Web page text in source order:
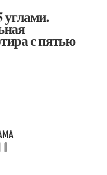
углами.
с пятью